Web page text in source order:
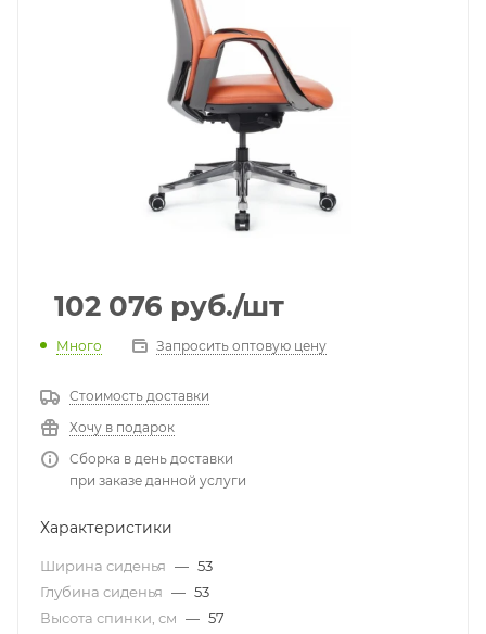
102 076 руб./шт
Много Запросить оптовую цену
Стоимость доставки
Хочу в подарок
Сборка в день доставки
при заказе данной услуги
Характеристики
Ширина сиденья — 53
Глубина сиденья — 53
Высота спинки, см — 57